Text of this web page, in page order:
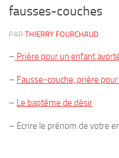
fausses-couches
PAR THIERRY FOURCHAUD
– Prière pour un enfant
– Fausse-couche, prière
– Le baptême de désir
– Ecrire le prénom de votre